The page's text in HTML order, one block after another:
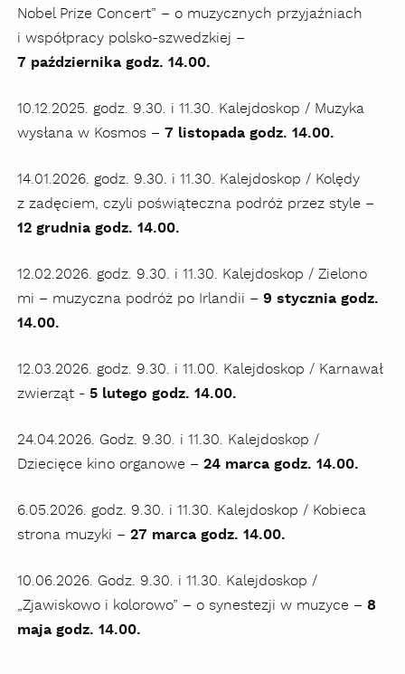
Nobel Prize Concert” – o muzycznych przyjaźniach
i współpracy polsko-szwedzkiej –
7 października godz. 14.00.
10.12.2025. godz. 9.30. i 11.30. Kalejdoskop / Muzyka
wysłana w Kosmos – 7 listopada godz. 14.00.
14.01.2026. godz. 9.30. i 11.30. Kalejdoskop / Kolędy
z zadęciem, czyli poświąteczna podróż przez style –
12 grudnia godz. 14.00.
12.02.2026. godz. 9.30. i 11.30. Kalejdoskop / Zielono
mi – muzyczna podróż po Irlandii – 9 stycznia godz.
14.00.
12.03.2026. godz. 9.30. i 11.00. Kalejdoskop / Karnawał
zwierząt - 5 lutego godz. 14.00.
24.04.2026. Godz. 9.30. i 11.30. Kalejdoskop /
Dziecięce kino organowe – 24 marca godz. 14.00.
6.05.2026. godz. 9.30. i 11.30. Kalejdoskop / Kobieca
strona muzyki – 27 marca godz. 14.00.
10.06.2026. Godz. 9.30. i 11.30. Kalejdoskop /
„Zjawiskowo i kolorowo” – o synestezji w muzyce – 8
maja godz. 14.00.